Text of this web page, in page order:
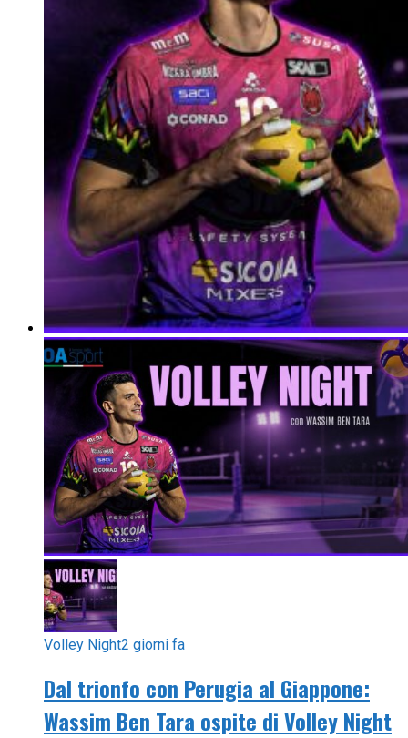
Volley Night2 giorni fa
Dal trionfo con Perugia al Giappone:
Wassim Ben Tara ospite di Volley Night